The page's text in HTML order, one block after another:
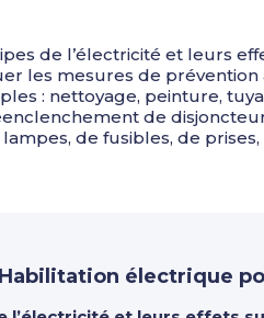
de l’électricité et leurs
les mesures de prévention
: nettoyage, peinture,
de
de fusibles, de
électrique